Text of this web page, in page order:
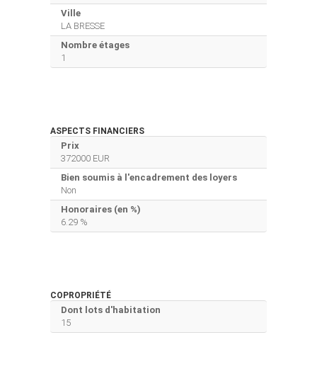
Ville
LA BRESSE
Nombre étages
1
ASPECTS FINANCIERS
Prix
372000 EUR
Bien soumis à l'encadrement des loyers
Non
Honoraires (en %)
6.29 %
COPROPRIÉTÉ
Dont lots d'habitation
15